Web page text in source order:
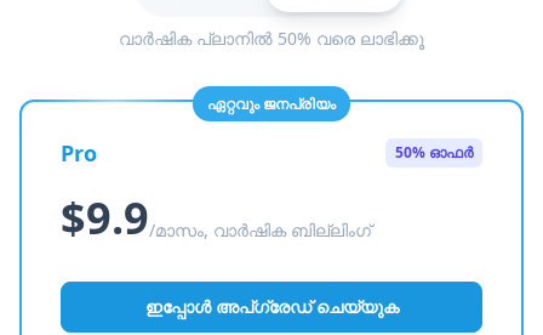
വാർഷിക പ്ലാനിൽ 50% വരെ ലാഭിക്കൂ
ഏറ്റവും ജനപ്രിയം
Pro 50% ഓഫർ
$9.9/മാസം, വാർഷിക ബില്ലിംഗ്
ഇപ്പോൾ അപ്‌ഗ്രേഡ് ചെയ്യുക